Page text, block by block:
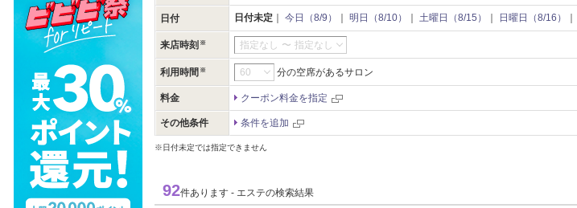
日付 日付未定 今日（8/9） 明日（8/10） 土曜日（8/15） 日曜日（8/16）
来店時刻 指定なし 〜 指定なし
利用時間 分の空席があるサロン
料金 クーポン料金を指定
その他条件 条件を追加
※日付未定では指定できません
92件あります - エステの検索結果